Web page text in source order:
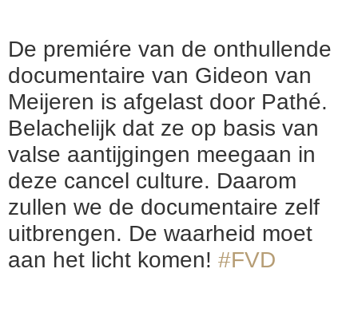
De premiére van de onthullende
documentaire van Gideon van
Meijeren is afgelast door Pathé.
Belachelijk dat ze op basis van
valse aantijgingen meegaan in
deze cancel culture. Daarom
zullen we de documentaire zelf
uitbrengen. De waarheid moet
aan het licht komen! #FVD